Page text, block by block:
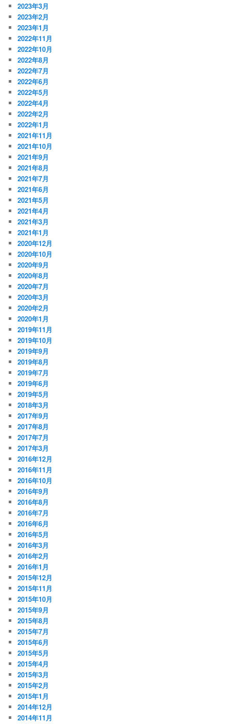
2023年3月
2023年2月
2023年1月
2022年11月
2022年10月
2022年8月
2022年7月
2022年6月
2022年5月
2022年4月
2022年2月
2022年1月
2021年11月
2021年10月
2021年9月
2021年8月
2021年7月
2021年6月
2021年5月
2021年4月
2021年3月
2021年1月
2020年12月
2020年10月
2020年9月
2020年8月
2020年7月
2020年3月
2020年2月
2020年1月
2019年11月
2019年10月
2019年9月
2019年8月
2019年7月
2019年6月
2019年5月
2018年3月
2017年9月
2017年8月
2017年7月
2017年3月
2016年12月
2016年11月
2016年10月
2016年9月
2016年8月
2016年7月
2016年6月
2016年5月
2016年3月
2016年2月
2016年1月
2015年12月
2015年11月
2015年10月
2015年9月
2015年8月
2015年7月
2015年6月
2015年5月
2015年4月
2015年3月
2015年2月
2015年1月
2014年12月
2014年11月